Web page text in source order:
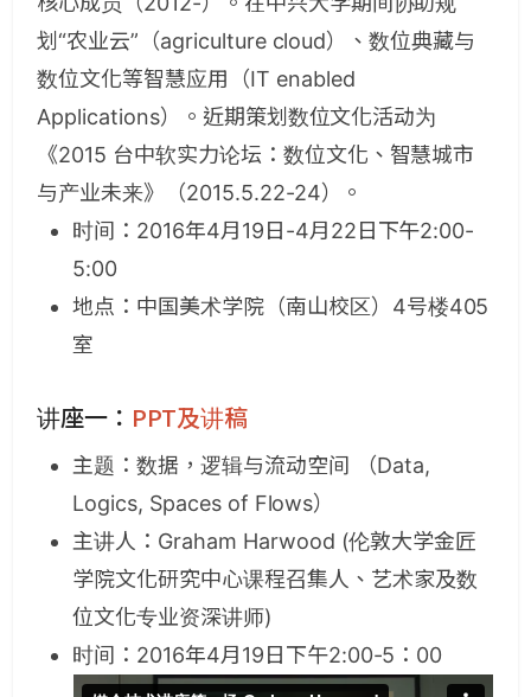
划“农业云”（agriculture cloud）、数位典藏与
数位文化等智慧应用（IT enabled
Applications）。近期策划数位文化活动为
《2015 台中软实力论坛：数位文化、智慧城市
与产业未来》（2015.5.22-24）。
时间：2016年4月19日-4月22日下午2:00-
5:00
地点：中国美术学院（南山校区）4号楼405
室
讲座一： PPT及讲稿
主题：数据，逻辑与流动空间 （Data,
Logics, Spaces of Flows）
主讲人：Graham Harwood (伦敦大学金匠
学院文化研究中心课程召集人、艺术家及数
位文化专业资深讲师)
时间：2016年4月19日下午2:00-5：00